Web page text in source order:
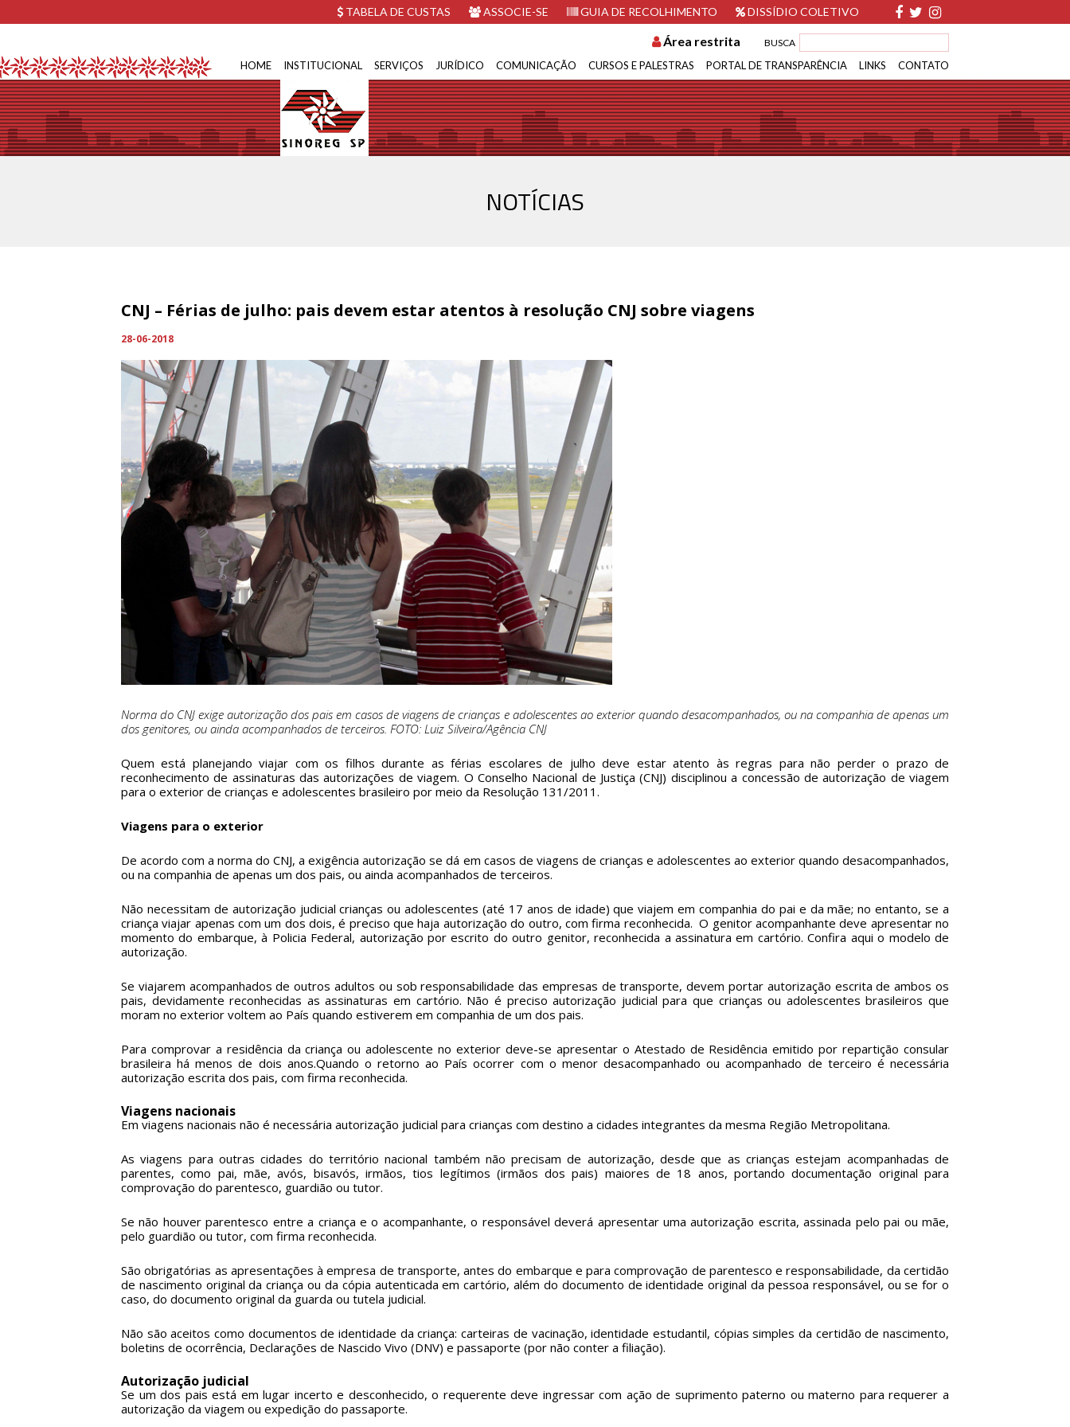
TABELA DE CUSTAS ASSOCIE-SE GUIA DE RECOLHIMENTO DISSÍDIO COLETIVO
BUSCA
Área restrita
HOME INSTITUCIONAL SERVIÇOS JURÍDICO COMUNICAÇÃO CURSOS E PALESTRAS PORTAL DE TRANSPARÊNCIA LINKS CONTATO
NOTÍCIAS
CNJ – Férias de julho: pais devem estar atentos à resolução CNJ sobre viagens
28-06-2018
Norma do CNJ exige autorização dos pais em casos de viagens de crianças e adolescentes ao exterior quando desacompanhados, ou na companhia de apenas um
dos genitores, ou ainda acompanhados de terceiros. FOTO: Luiz Silveira/Agência CNJ
Quem está planejando viajar com os filhos durante as férias escolares de julho deve estar atento às regras para não perder o prazo de
reconhecimento de assinaturas das autorizações de viagem. O Conselho Nacional de Justiça (CNJ) disciplinou a concessão de autorização de viagem
para o exterior de crianças e adolescentes brasileiro por meio da Resolução 131/2011.
Viagens para o exterior
De acordo com a norma do CNJ, a exigência autorização se dá em casos de viagens de crianças e adolescentes ao exterior quando desacompanhados,
ou na companhia de apenas um dos pais, ou ainda acompanhados de terceiros.
Não necessitam de autorização judicial crianças ou adolescentes (até 17 anos de idade) que viajem em companhia do pai e da mãe; no entanto, se a
criança viajar apenas com um dos dois, é preciso que haja autorização do outro, com firma reconhecida. O genitor acompanhante deve apresentar no
momento do embarque, à Policia Federal, autorização por escrito do outro genitor, reconhecida a assinatura em cartório. Confira aqui o modelo de
autorização.
Se viajarem acompanhados de outros adultos ou sob responsabilidade das empresas de transporte, devem portar autorização escrita de ambos os
pais, devidamente reconhecidas as assinaturas em cartório. Não é preciso autorização judicial para que crianças ou adolescentes brasileiros que
moram no exterior voltem ao País quando estiverem em companhia de um dos pais.
Para comprovar a residência da criança ou adolescente no exterior deve-se apresentar o Atestado de Residência emitido por repartição consular
brasileira há menos de dois anos.Quando o retorno ao País ocorrer com o menor desacompanhado ou acompanhado de terceiro é necessária
autorização escrita dos pais, com firma reconhecida.
Viagens nacionais
Em viagens nacionais não é necessária autorização judicial para crianças com destino a cidades integrantes da mesma Região Metropolitana.
As viagens para outras cidades do território nacional também não precisam de autorização, desde que as crianças estejam acompanhadas de
parentes, como pai, mãe, avós, bisavós, irmãos, tios legítimos (irmãos dos pais) maiores de 18 anos, portando documentação original para
comprovação do parentesco, guardião ou tutor.
Se não houver parentesco entre a criança e o acompanhante, o responsável deverá apresentar uma autorização escrita, assinada pelo pai ou mãe,
pelo guardião ou tutor, com firma reconhecida.
São obrigatórias as apresentações à empresa de transporte, antes do embarque e para comprovação de parentesco e responsabilidade, da certidão
de nascimento original da criança ou da cópia autenticada em cartório, além do documento de identidade original da pessoa responsável, ou se for o
caso, do documento original da guarda ou tutela judicial.
Não são aceitos como documentos de identidade da criança: carteiras de vacinação, identidade estudantil, cópias simples da certidão de nascimento,
boletins de ocorrência, Declarações de Nascido Vivo (DNV) e passaporte (por não conter a filiação).
Autorização judicial
Se um dos pais está em lugar incerto e desconhecido, o requerente deve ingressar com ação de suprimento paterno ou materno para requerer a
autorização da viagem ou expedição do passaporte.